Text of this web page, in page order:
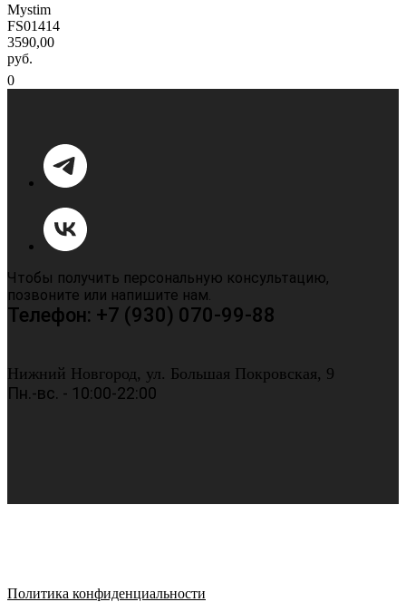
Mystim
FS01414
3590,00
руб.
0
Чтобы получить персональную консультацию,
позвоните или напишите нам.
Телефон: +7 (930) 070-99-88
Нижний Новгород, ул. Большая Покровская, 9
Пн.-вс. - 10:00-22:00
Политика конфиденциальности